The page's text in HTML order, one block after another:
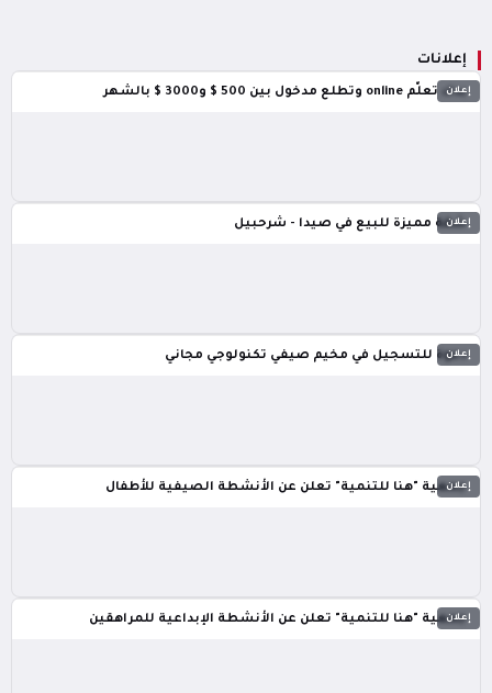
إعلانات
إعلان
بدك تعلّم online وتطلع مدخول بين 500 $ و3000 $ بالشهر
إعلان
شقة مميزة للبيع في صيدا - شرحبيل
إعلان
دعوة للتسجيل في مخيم صيفي تكنولوجي مجاني
إعلان
جمعية "هنا للتنمية" تعلن عن الأنشطة الصيفية للأطفال
إعلان
جمعية "هنا للتنمية" تعلن عن الأنشطة الإبداعية للمراهقين